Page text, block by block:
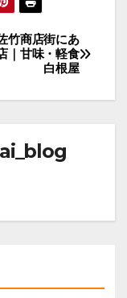
竹商店街にあ
｜甘味・軽食
白根屋